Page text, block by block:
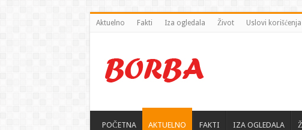
Aktuelno Fakti Iza ogledala Život Uslovi korišćenja
POČETNA AKTUELNO FAKTI IZA OGLEDALA